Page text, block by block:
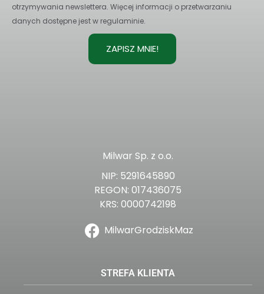
otrzymywania newslettera. Więcej informacji o przetwarzaniu
danych dostępne jest w regulaminie.
ZAPISZ MNIE!
Milwar Sp. z o.o.
NIP: 5291645890
REGON: 017436075
KRS: 0000742198
MilwarGrodziskMaz
STREFA KLIENTA